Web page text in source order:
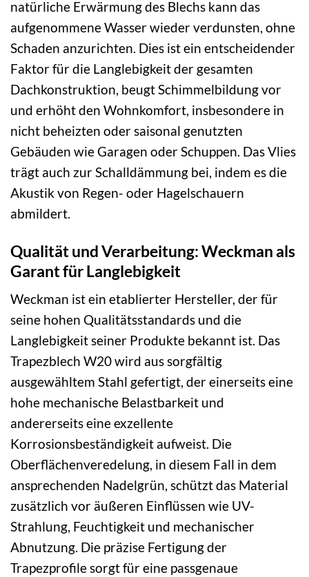
natürliche Erwärmung des Blechs kann das
aufgenommene Wasser wieder verdunsten, ohne
Schaden anzurichten. Dies ist ein entscheidender
Faktor für die Langlebigkeit der gesamten
Dachkonstruktion, beugt Schimmelbildung vor
und erhöht den Wohnkomfort, insbesondere in
nicht beheizten oder saisonal genutzten
Gebäuden wie Garagen oder Schuppen. Das Vlies
trägt auch zur Schalldämmung bei, indem es die
Akustik von Regen- oder Hagelschauern
abmildert.
Qualität und Verarbeitung: Weckman als
Garant für Langlebigkeit
Weckman ist ein etablierter Hersteller, der für
seine hohen Qualitätsstandards und die
Langlebigkeit seiner Produkte bekannt ist. Das
Trapezblech W20 wird aus sorgfältig
ausgewähltem Stahl gefertigt, der einerseits eine
hohe mechanische Belastbarkeit und
andererseits eine exzellente
Korrosionsbeständigkeit aufweist. Die
Oberflächenveredelung, in diesem Fall in dem
ansprechenden Nadelgrün, schützt das Material
zusätzlich vor äußeren Einflüssen wie UV-
Strahlung, Feuchtigkeit und mechanischer
Abnutzung. Die präzise Fertigung der
Trapezprofile sorgt für eine passgenaue